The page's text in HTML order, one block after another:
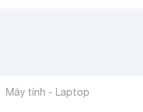
Máy tính - Laptop